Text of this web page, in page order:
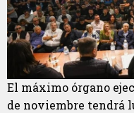
El máximo órgano
de noviembre tendrá